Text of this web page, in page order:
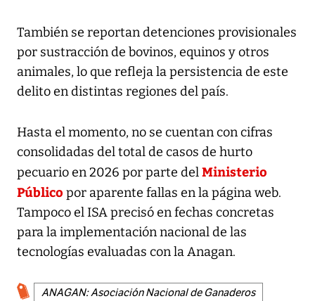
También se reportan detenciones provisionales
por sustracción de bovinos, equinos y otros
animales, lo que refleja la persistencia de este
delito en distintas regiones del país.
Hasta el momento, no se cuentan con cifras
consolidadas del total de casos de hurto
pecuario en 2026 por parte delMinisterio
Público por aparente fallas en la página web.
Tampoco el ISA precisó en fechas concretas
para la implementación nacional de las
tecnologías evaluadas con la Anagan.
ANAGAN: Asociación Nacional de Ganaderos